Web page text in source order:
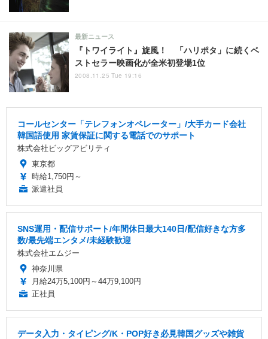
『トワイライト』旋風！ 「ハリポタ」に続くベ
ストセラー映画化が全米初登場1位
最新ニュース
2008.11.25 Tue 19:16
コールセンター「テレフォンオペレーター」/大手カード会社
韓国語使用 家賃保証に関する電話でのサポート
株式会社ビッグアビリティ
東京都
時給1,750円～
派遣社員
SNS運用・配信サポート/年間休日最大140日/配信好きな方多
数/最先端エンタメ/未経験歓迎
株式会社エムジー
神奈川県
月給24万5,100円～44万9,100円
正社員
データ入力・タイピング/K・POP好き必見韓国グッズや雑貨